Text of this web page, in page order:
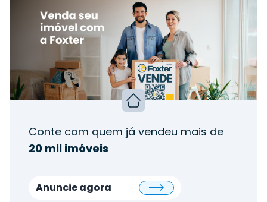
Conte com quem já vendeu mais de
20 mil imóveis
Anuncie agora